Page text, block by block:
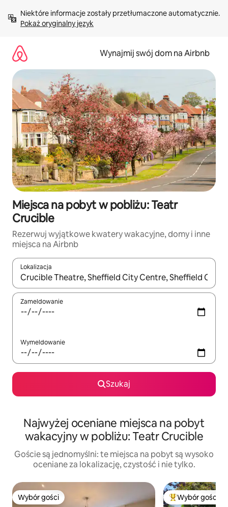
treści Pokaż oryginalny język
Wynajmij swój dom na Airbnb
Miejsca na pobyt w pobliżu: Teatr
Crucible
Rezerwuj wyjątkowe kwatery wakacyjne, domy i inne
miejsca na Airbnb
Lokalizacja
Gdy wyniki będą dostępne, możesz poruszać się po nich za
Zameldowanie
Wymeldowanie
Szukaj
Najwyżej oceniane miejsca na pobyt
wakacyjny w pobliżu: Teatr Crucible
Goście są jednomyślni: te miejsca na pobyt są wysoko
oceniane za lokalizację, czystość i nie tylko.
Wybór gości
Wybór gości Wybór gości